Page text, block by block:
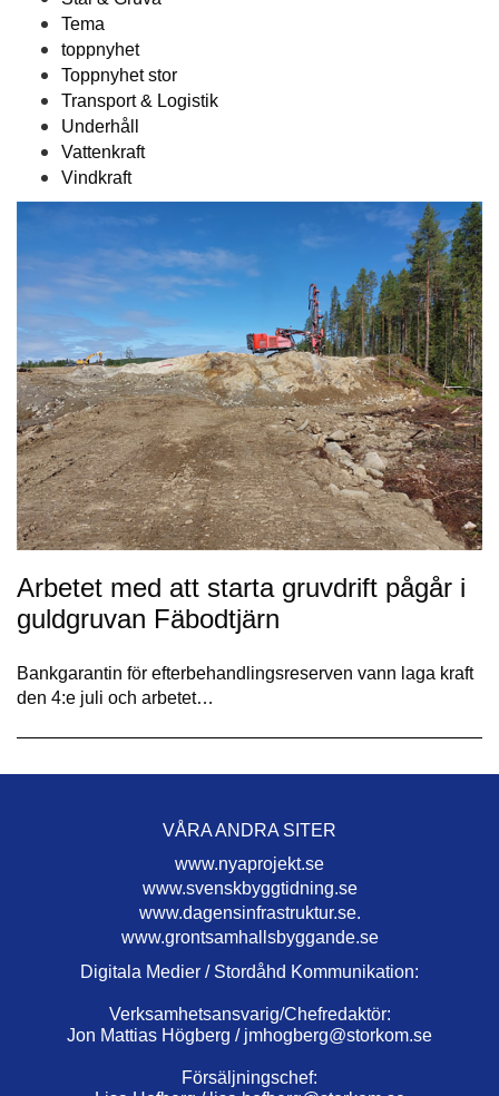
Tema
toppnyhet
Toppnyhet stor
Transport & Logistik
Underhåll
Vattenkraft
Vindkraft
Arbetet med att starta gruvdrift pågår i
guldgruvan Fäbodtjärn
Bankgarantin för efterbehandlingsreserven vann laga kraft
den 4:e juli och arbetet…
VÅRA ANDRA SITER
www.nyaprojekt.se
www.svenskbyggtidning.se
www.dagensinfrastruktur.se.
www.grontsamhallsbyggande.se
Digitala Medier / Stordåhd Kommunikation:
Verksamhetsansvarig/Chefredaktör:
Jon Mattias Högberg / jmhogberg@storkom.se
Försäljningschef: